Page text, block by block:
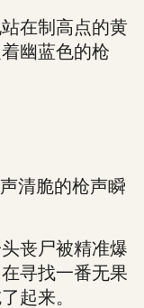
在制高点的黄
幽蓝色的枪
清脆的枪声瞬
丧尸被精准爆
寻找一番无果
起来。